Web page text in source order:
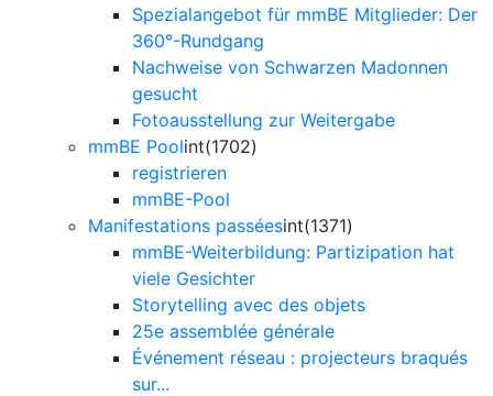
Spezialangebot für mmBE Mitglieder: Der
360°-Rundgang
Nachweise von Schwarzen Madonnen
gesucht
Fotoausstellung zur Weitergabe
mmBE Poolint(1702)
registrieren
mmBE-Pool
Manifestations passéesint(1371)
mmBE-Weiterbildung: Partizipation hat
viele Gesichter
Storytelling avec des objets
25e assemblée générale
Événement réseau : projecteurs braqués
sur...